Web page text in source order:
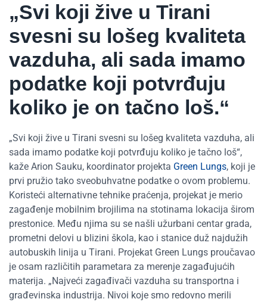
„Svi koji žive u Tirani
svesni su lošeg kvaliteta
vazduha, ali sada imamo
podatke koji potvrđuju
koliko je on tačno loš.“
„Svi koji žive u Tirani svesni su lošeg kvaliteta vazduha, ali
sada imamo podatke koji potvrđuju koliko je tačno loš“,
kaže Arion Sauku, koordinator projekta Green Lungs, koji je
prvi pružio tako sveobuhvatne podatke o ovom problemu.
Koristeći alternativne tehnike praćenja, projekat je merio
zagađenje mobilnim brojilima na stotinama lokacija širom
prestonice. Među njima su se našli užurbani centar grada,
prometni delovi u blizini škola, kao i stanice duž najdužih
autobuskih linija u Tirani. Projekat Green Lungs proučavao
je osam različitih parametara za merenje zagađujućih
materija. „Najveći zagađivači vazduha su transportna i
građevinska industrija. Nivoi koje smo redovno merili